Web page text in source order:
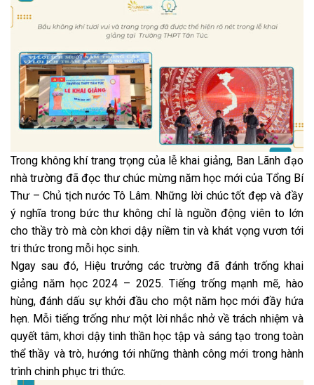
Trong không khí trang trọng của lễ khai giảng, Ban Lãnh đạo
nhà trường đã đọc thư chúc mừng năm học mới của Tổng Bí
Thư – Chủ tịch nước Tô Lâm. Những lời chúc tốt đẹp và đầy
ý nghĩa trong bức thư không chỉ là nguồn động viên to lớn
cho thầy trò mà còn khơi dậy niềm tin và khát vọng vươn tới
tri thức trong mỗi học sinh.
Ngay sau đó, Hiệu trưởng các trường đã đánh trống khai
giảng năm học 2024 – 2025. Tiếng trống mạnh mẽ, hào
hùng, đánh dấu sự khởi đầu cho một năm học mới đầy hứa
hẹn. Mỗi tiếng trống như một lời nhắc nhở về trách nhiệm và
quyết tâm, khơi dậy tinh thần học tập và sáng tạo trong toàn
thể thầy và trò, hướng tới những thành công mới trong hành
trình chinh phục tri thức.